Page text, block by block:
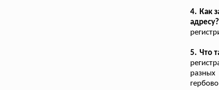
4. Как
адресу?
5. Что